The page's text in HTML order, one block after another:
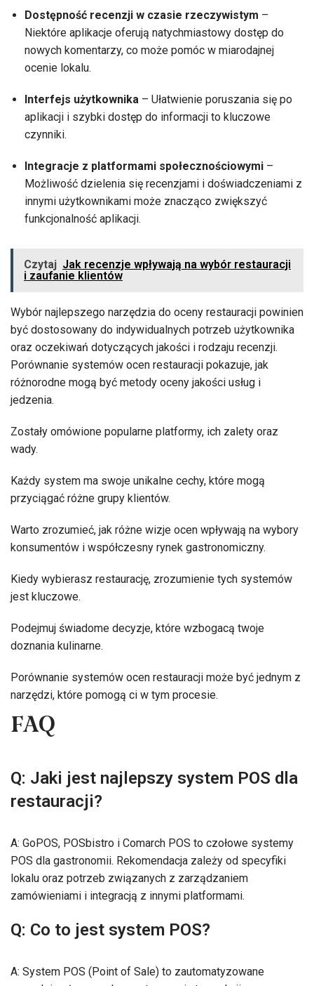
Dostępność recenzji w czasie rzeczywistym –
Niektóre aplikacje oferują natychmiastowy dostęp do
nowych komentarzy, co może pomóc w miarodajnej
ocenie lokalu.
Interfejs użytkownika – Ułatwienie poruszania się po
aplikacji i szybki dostęp do informacji to kluczowe
czynniki.
Integracje z platformami społecznościowymi –
Możliwość dzielenia się recenzjami i doświadczeniami z
innymi użytkownikami może znacząco zwiększyć
funkcjonalność aplikacji.
Czytaj Jak recenzje wpływają na wybór restauracji
i zaufanie klientów
Wybór najlepszego narzędzia do oceny restauracji powinien
być dostosowany do indywidualnych potrzeb użytkownika
oraz oczekiwań dotyczących jakości i rodzaju recenzji.
Porównanie systemów ocen restauracji pokazuje, jak
różnorodne mogą być metody oceny jakości usług i
jedzenia.
Zostały omówione popularne platformy, ich zalety oraz
wady.
Każdy system ma swoje unikalne cechy, które mogą
przyciągać różne grupy klientów.
Warto zrozumieć, jak różne wizje ocen wpływają na wybory
konsumentów i współczesny rynek gastronomiczny.
Kiedy wybierasz restaurację, zrozumienie tych systemów
jest kluczowe.
Podejmuj świadome decyzje, które wzbogacą twoje
doznania kulinarne.
Porównanie systemów ocen restauracji może być jednym z
narzędzi, które pomogą ci w tym procesie.
FAQ
Q: Jaki jest najlepszy system POS dla
restauracji?
A: GoPOS, POSbistro i Comarch POS to czołowe systemy
POS dla gastronomii. Rekomendacja zależy od specyfiki
lokalu oraz potrzeb związanych z zarządzaniem
zamówieniami i integracją z innymi platformami.
Q: Co to jest system POS?
A: System POS (Point of Sale) to zautomatyzowane